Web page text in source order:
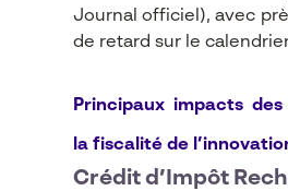
Journal officiel), avec
de retard sur le
Principaux impacts
la fiscalité de
Crédit d’Impôt